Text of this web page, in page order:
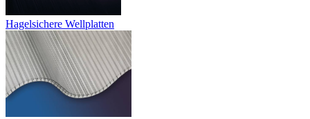
Hagelsichere Wellplatten